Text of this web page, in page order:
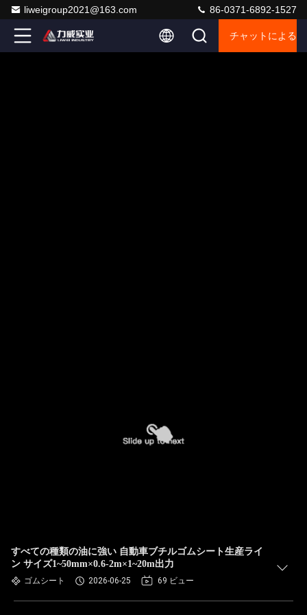
liweigroup2021@163.com 86-0371-6892-1527
チャットによる
すべての種類の油に強い 自動車ブチルゴムシート生産ライ
ン サイズ1~50mm×0.6-2m×1~20m出力
ゴムシート 2026-06-25 69 ビュー